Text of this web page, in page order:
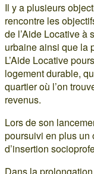
Il y a plusieurs
rencontre les
de l’Aide Locative à
urbaine ainsi que la
L’Aide Locative
logement durable,
quartier où l’on
revenus.
Lors de son
poursuivi en plus un
d’insertion